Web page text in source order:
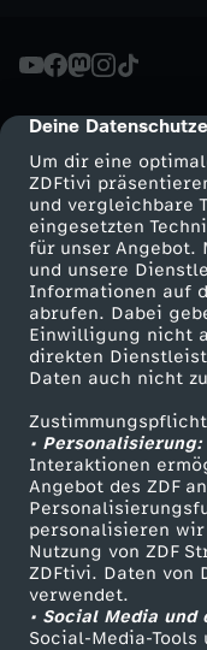
cmp-dialog-
Deine
Um dir eine
ZDFtivi
und vergleichbare
eingesetzten
für unser Angebot.
und unsere
Informationen auf
abrufen. Dabei
Einwilligung nicht
direkten
Daten auch nicht
• Personalisierung:
Interaktionen
Angebot des ZDF
personalisieren
Nutzung von ZDF
ZDFtivi. Daten von
verwendet.
• Social Media
Social-Media-Tools
a
s
z
a
k
:
"
B
r
a
Mehr ZDF
ZDF-Apps
Smart TV
ZDFtext
Livestreams
Sendungen A-Z
TV-Programm
ZDF Unternehmen